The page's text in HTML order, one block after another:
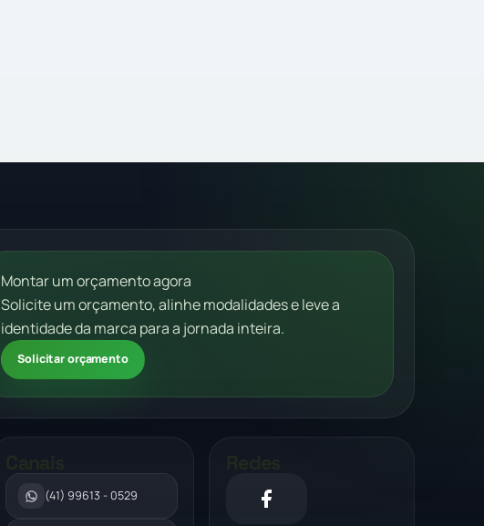
Montar um orçamento agora
Solicite um orçamento, alinhe modalidades e leve a
identidade da marca para a jornada inteira.
Solicitar orçamento
(41) 99613 - 0529